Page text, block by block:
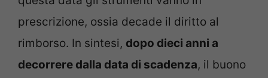
prescrizione, ossia decade il diritto al
rimborso. In sintesi, dopo dieci anni a
decorrere dalla data di scadenza, il buono